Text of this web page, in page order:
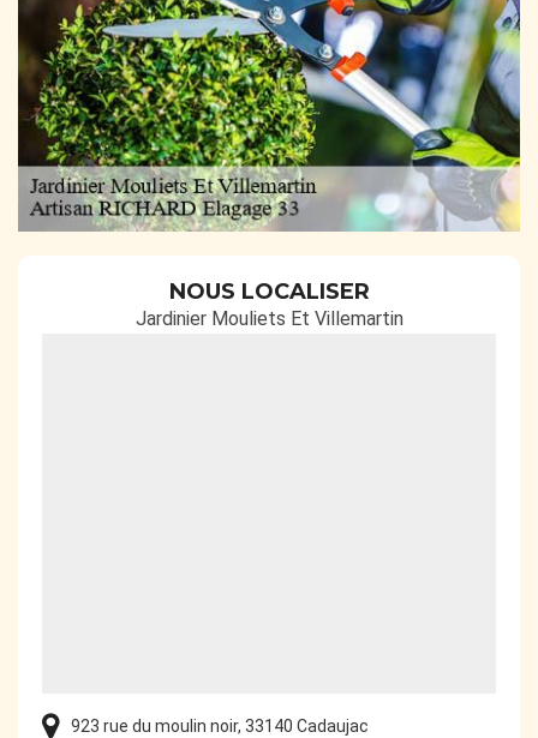
NOUS LOCALISER
Jardinier Mouliets Et Villemartin
923 rue du moulin noir, 33140 Cadaujac